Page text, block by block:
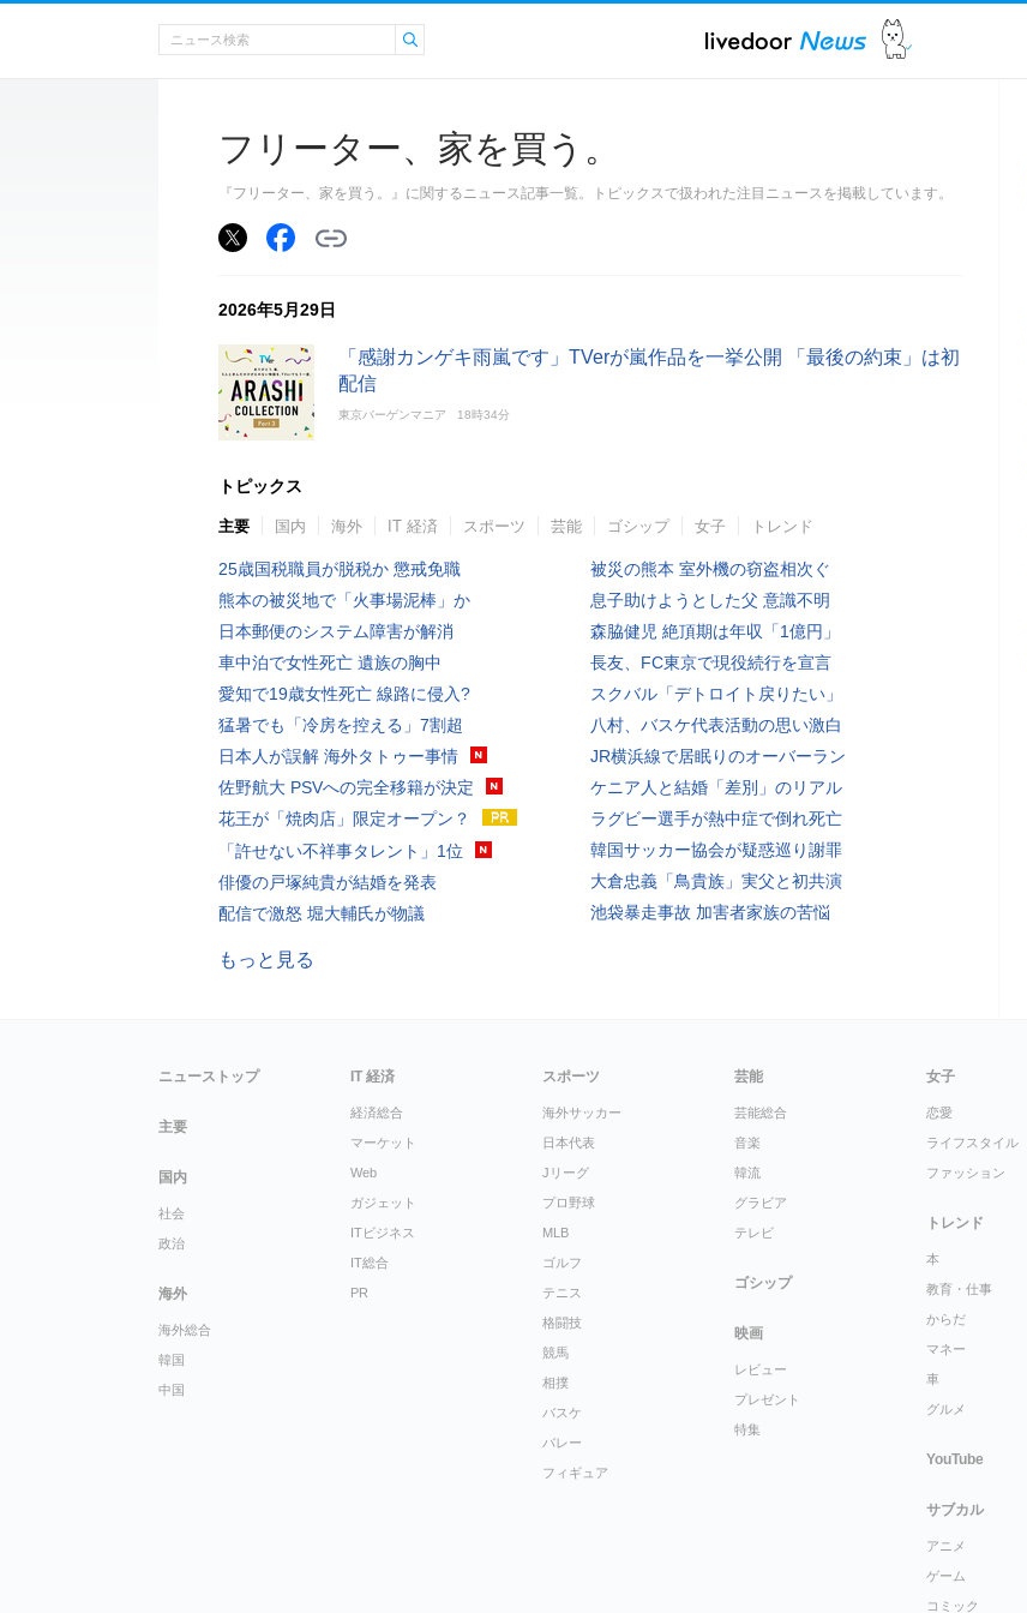
フリーター、家を買う。
『フリーター、家を買う。』に関するニュース記事一覧。トピックスで扱われた注目ニュースを掲載しています。
2026年5月29日
「感謝カンゲキ雨嵐です」TVerが嵐作品を一挙公開 「最後の約束」は初
配信
東京バーゲンマニア 18時34分
トピックス
主要 国内 海外 IT 経済 スポーツ 芸能 ゴシップ 女子 トレンド
25歳国税職員が脱税か 懲戒免職
熊本の被災地で「火事場泥棒」か
日本郵便のシステム障害が解消
車中泊で女性死亡 遺族の胸中
愛知で19歳女性死亡 線路に侵入?
猛暑でも「冷房を控える」7割超
日本人が誤解 海外タトゥー事情
佐野航大 PSVへの完全移籍が決定
花王が「焼肉店」限定オープン？
「許せない不祥事タレント」1位
俳優の戸塚純貴が結婚を発表
配信で激怒 堀大輔氏が物議
被災の熊本 室外機の窃盗相次ぐ
息子助けようとした父 意識不明
森脇健児 絶頂期は年収「1億円」
長友、FC東京で現役続行を宣言
スクバル「デトロイト戻りたい」
八村、バスケ代表活動の思い激白
JR横浜線で居眠りのオーバーラン
ケニア人と結婚「差別」のリアル
ラグビー選手が熱中症で倒れ死亡
韓国サッカー協会が疑惑巡り謝罪
大倉忠義「鳥貴族」実父と初共演
池袋暴走事故 加害者家族の苦悩
もっと見る
ニューストップ
主要
国内
社会
政治
海外
海外総合
韓国
中国
IT 経済
経済総合
マーケット
Web
ガジェット
ITビジネス
IT総合
PR
スポーツ
海外サッカー
日本代表
Jリーグ
プロ野球
MLB
ゴルフ
テニス
格闘技
競馬
相撲
バスケ
バレー
フィギュア
芸能
芸能総合
音楽
韓流
グラビア
テレビ
ゴシップ
映画
レビュー
プレゼント
特集
女子
恋愛
ライフスタイル
ファッション
トレンド
本
教育・仕事
からだ
マネー
車
グルメ
YouTube
サブカル
アニメ
ゲーム
コミック